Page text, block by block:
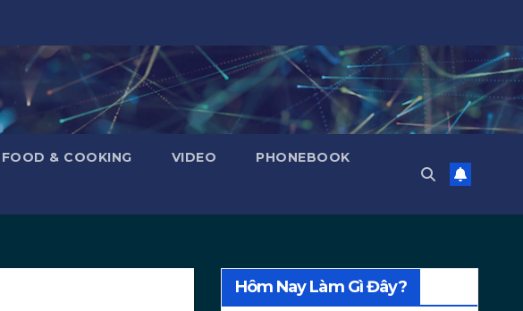
FOOD & COOKING VIDEO PHONEBOOK
Hôm Nay Làm Gì Đây?